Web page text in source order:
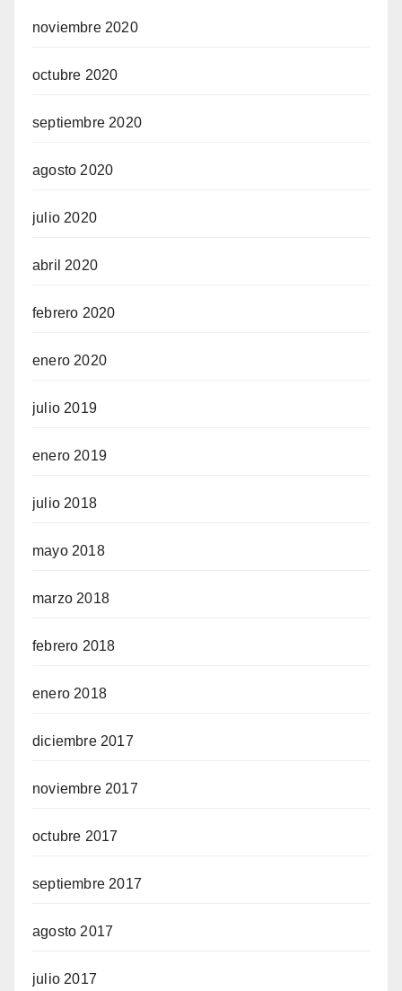
noviembre 2020
octubre 2020
septiembre 2020
agosto 2020
julio 2020
abril 2020
febrero 2020
enero 2020
julio 2019
enero 2019
julio 2018
mayo 2018
marzo 2018
febrero 2018
enero 2018
diciembre 2017
noviembre 2017
octubre 2017
septiembre 2017
agosto 2017
julio 2017